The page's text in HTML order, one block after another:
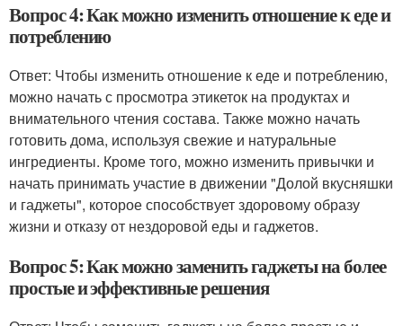
Вопрос 4: Как можно изменить отношение к еде и
потреблению
Ответ: Чтобы изменить отношение к еде и потреблению,
можно начать с просмотра этикеток на продуктах и
внимательного чтения состава. Также можно начать
готовить дома, используя свежие и натуральные
ингредиенты. Кроме того, можно изменить привычки и
начать принимать участие в движении "Долой вкусняшки
и гаджеты", которое способствует здоровому образу
жизни и отказу от нездоровой еды и гаджетов.
Вопрос 5: Как можно заменить гаджеты на более
простые и эффективные решения